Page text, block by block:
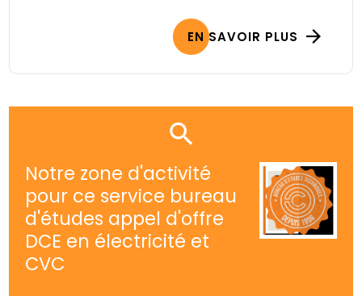
EN SAVOIR PLUS
Notre zone d'activité
pour ce service bureau
d'études appel d'offre
DCE en électricité et
CVC